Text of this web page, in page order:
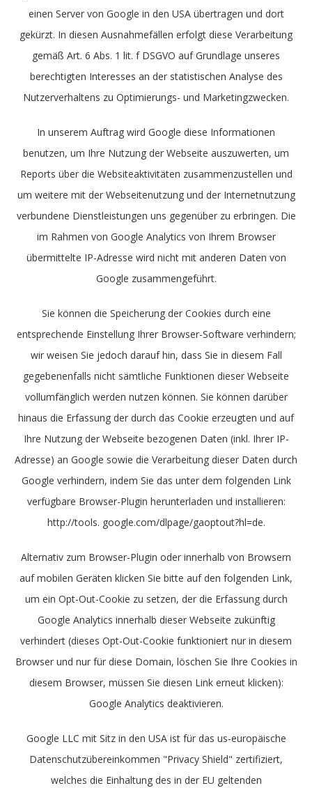
einen Server von Google in den USA übertragen und dort
gekürzt. In diesen Ausnahmefällen erfolgt diese Verarbeitung
gemäß Art. 6 Abs. 1 lit. f DSGVO auf Grundlage unseres
berechtigten Interesses an der statistischen Analyse des
Nutzerverhaltens zu Optimierungs- und Marketingzwecken.
In unserem Auftrag wird Google diese Informationen
benutzen, um Ihre Nutzung der Webseite auszuwerten, um
Reports über die Websiteaktivitäten zusammenzustellen und
um weitere mit der Webseitenutzung und der Internetnutzung
verbundene Dienstleistungen uns gegenüber zu erbringen. Die
im Rahmen von Google Analytics von Ihrem Browser
übermittelte IP-Adresse wird nicht mit anderen Daten von
Google zusammengeführt.
Sie können die Speicherung der Cookies durch eine
entsprechende Einstellung Ihrer Browser-Software verhindern;
wir weisen Sie jedoch darauf hin, dass Sie in diesem Fall
gegebenenfalls nicht sämtliche Funktionen dieser Webseite
vollumfänglich werden nutzen können. Sie können darüber
hinaus die Erfassung der durch das Cookie erzeugten und auf
Ihre Nutzung der Webseite bezogenen Daten (inkl. Ihrer IP-
Adresse) an Google sowie die Verarbeitung dieser Daten durch
Google verhindern, indem Sie das unter dem folgenden Link
verfügbare Browser-Plugin herunterladen und installieren:
http://tools. google.com/dlpage/gaoptout?hl=de.
Alternativ zum Browser-Plugin oder innerhalb von Browsern
auf mobilen Geräten klicken Sie bitte auf den folgenden Link,
um ein Opt-Out-Cookie zu setzen, der die Erfassung durch
Google Analytics innerhalb dieser Webseite zukünftig
verhindert (dieses Opt-Out-Cookie funktioniert nur in diesem
Browser und nur für diese Domain, löschen Sie Ihre Cookies in
diesem Browser, müssen Sie diesen Link erneut klicken):
Google Analytics deaktivieren.
Google LLC mit Sitz in den USA ist für das us-europäische
Datenschutzübereinkommen "Privacy Shield" zertifiziert,
welches die Einhaltung des in der EU geltenden